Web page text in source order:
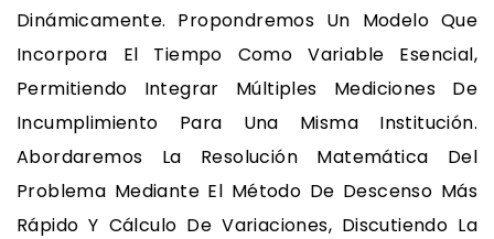
Dinámicamente. Propondremos Un Modelo Que
Incorpora El Tiempo Como Variable Esencial,
Permitiendo Integrar Múltiples Mediciones De
Incumplimiento Para Una Misma Institución.
Abordaremos La Resolución Matemática Del
Problema Mediante El Método De Descenso Más
Rápido Y Cálculo De Variaciones, Discutiendo La